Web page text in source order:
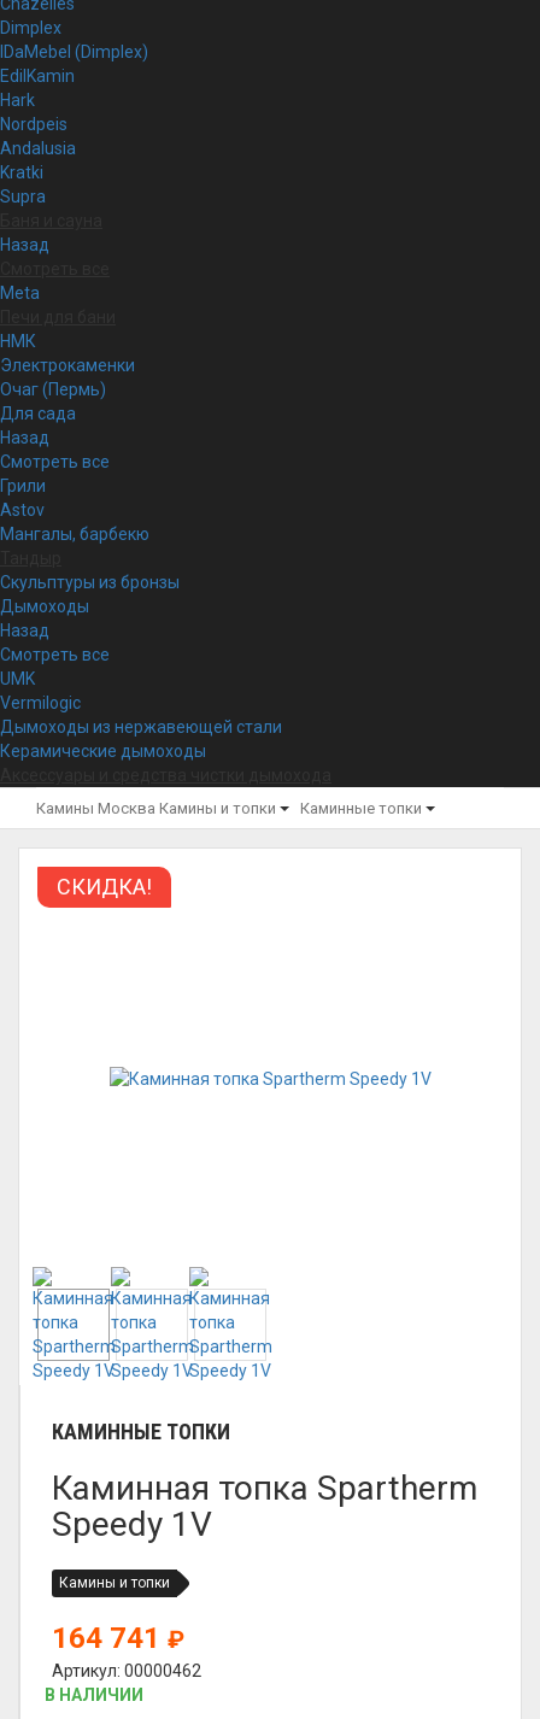
Dimplex
IDaMebel (Dimplex)
EdilKamin
Hark
Nordpeis
Andalusia
Kratki
Supra
Назад
Meta
НМК
Электрокаменки
Очаг (Пермь)
Для сада
Назад
Смотреть все
Грили
Astov
Мангалы, барбекю
Скульптуры из бронзы
Дымоходы
Назад
Смотреть все
UMK
Vermilogic
Дымоходы из нержавеющей стали
Керамические дымоходы
Камины Москва Камины и топки Каминные топки
СКИДКА!
КАМИННЫЕ ТОПКИ
Каминная топка Spartherm
Speedy 1V
Камины и топки
164 741 ₽
Артикул: 00000462
В НАЛИЧИИ